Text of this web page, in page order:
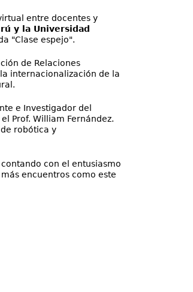
entre docentes y
y la Universidad
"Clase espejo".
de Relaciones
internacionalización de la
e Investigador del
Prof. William Fernández.
robótica y
con el entusiasmo
encuentros como este